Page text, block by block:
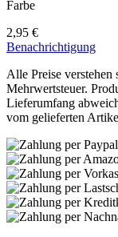
Farbe
2,95 €
Benachrichtigung
Alle Preise verstehen
Mehrwertsteuer.
Lieferumfang
vom gelieferten